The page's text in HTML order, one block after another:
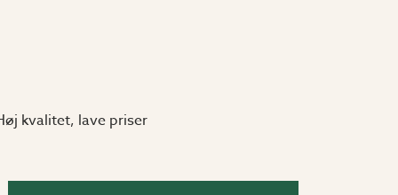
kvalitet, lave priser